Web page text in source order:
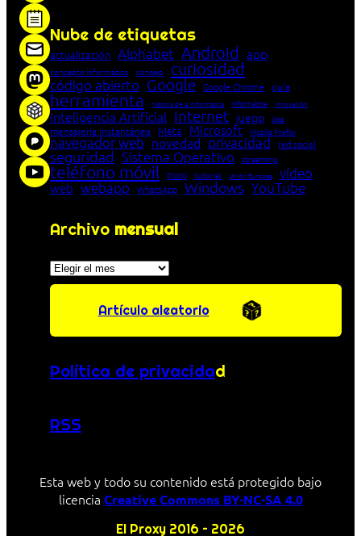
Nube de etiquetas
actualización Alphabet Android app
concepto informático consejo curiosidad
código abierto Google Google Chrome guía
herramienta historia de la Informática Informática innovación
Inteligencia Artificial Internet juego lista
mensajería instantánea Meta Microsoft Mozilla Firefox
navegador web novedad privacidad red social
seguridad Sistema Operativo streaming
teléfono móvil truco tutorial Unión Europea vídeo
web webapp WhatsApp Windows YouTube
Archivo mensual
Archivos
Artículo aleatorio
Política de privacidad
RSS
Esta web y todo su contenido está protegido bajo
licencia Creative Commons BY-NC-SA 4.0
El Proxy 2016 – 2026